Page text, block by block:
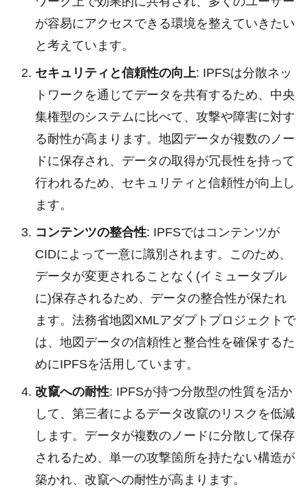
が容易にアクセスできる環境を整えていきたい
と考えています。
セキュリティと信頼性の向上: IPFSは分散ネッ
トワークを通じてデータを共有するため、中央
集権型のシステムに比べて、攻撃や障害に対す
る耐性が高まります。地図データが複数のノー
ドに保存され、データの取得が冗長性を持って
行われるため、セキュリティと信頼性が向上し
ます。
コンテンツの整合性: IPFSではコンテンツが
CIDによって一意に識別されます。このため、
データが変更されることなく(イミュータブル
に)保存されるため、データの整合性が保たれ
ます。法務省地図XMLアダプトプロジェクトで
は、地図データの信頼性と整合性を確保するた
めにIPFSを活用しています。
改竄への耐性: IPFSが持つ分散型の性質を活か
して、第三者によるデータ改竄のリスクを低減
します。データが複数のノードに分散して保存
されるため、単一の攻撃箇所を持たない構造が
築かれ、改竄への耐性が高まります。